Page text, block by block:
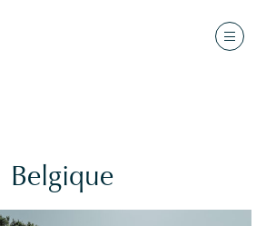
Belgique